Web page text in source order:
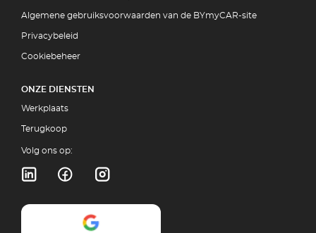
Algemene gebruiksvoorwaarden van de BYmyCAR-site
Privacybeleid
Cookiebeheer
ONZE DIENSTEN
Werkplaats
Terugkoop
Volg ons op: